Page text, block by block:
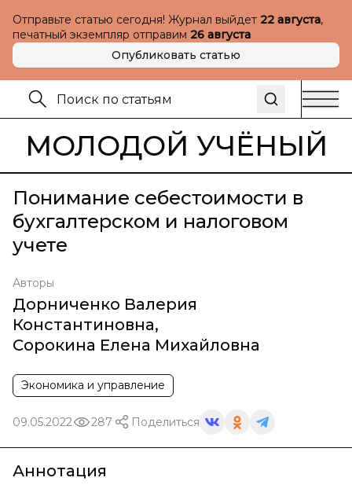
Отправьте статью сегодня! Журнал выйдет 22 августа,
печатный экземпляр отправим 26 августа
Опубликовать статью
МОЛОДОЙ УЧЁНЫЙ
Понимание себестоимости в
бухгалтерском и налоговом
учете
Авторы
Дорниченко Валерия
Константиновна,
Сорокина Елена Михайловна
Экономика и управление
09.05.2022 287 Поделиться
Аннотация